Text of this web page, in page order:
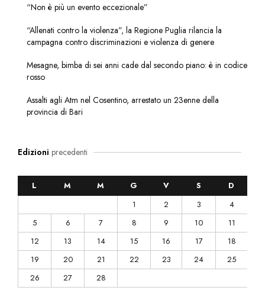
“Non è più un evento eccezionale”
“Allenati contro la violenza”, la Regione Puglia rilancia la
campagna contro discriminazioni e violenza di genere
Mesagne, bimba di sei anni cade dal secondo piano: è in codice
rosso
Assalti agli Atm nel Cosentino, arrestato un 23enne della
provincia di Bari
Edizioni precedenti
L M M G V S
D
1
2 3
4
5
6 7 8 9 10
11
12
13 14 15 16 17
18
19
20 21 22 23 24
25
26
27 28